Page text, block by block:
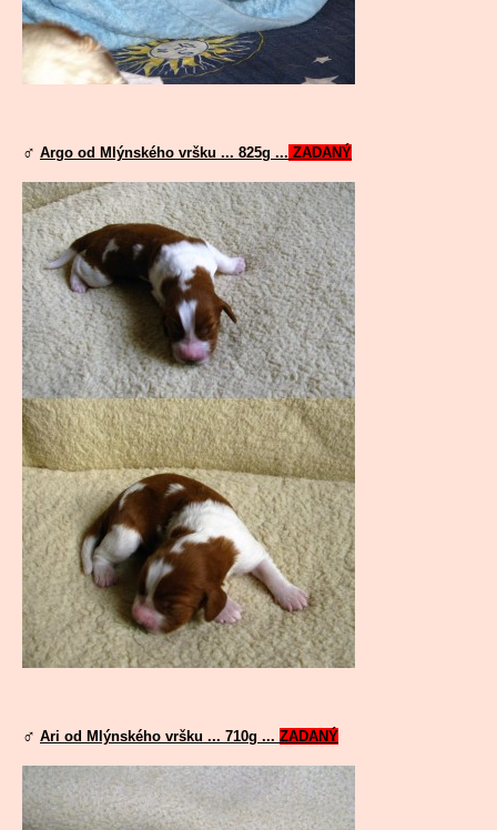
♂ Argo od Mlýnského vršku ... 825g ... ZADANÝ
♂ Ari od Mlýnského vršku ... 710g ... ZADANÝ